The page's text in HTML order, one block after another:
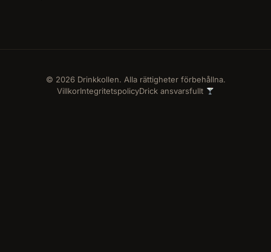
VillkorIntegritetspolicyDrick ansvarsfullt
© 2026 Drinkkollen. Alla rättigheter förbehållna.